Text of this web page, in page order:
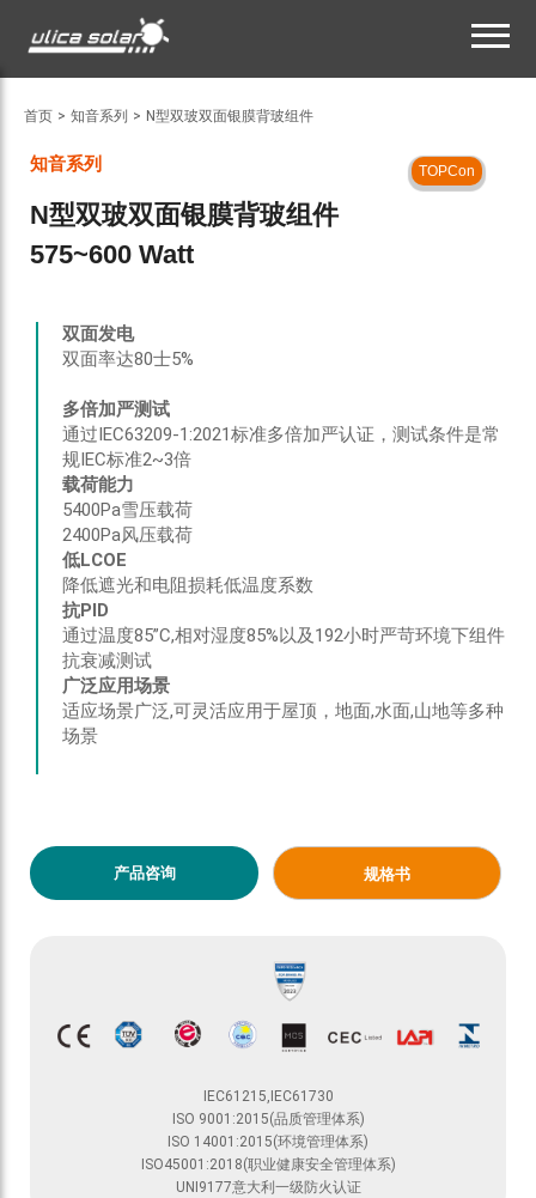
首页 > 知音系列 > N型双玻双面银膜背玻组件
知音系列
N型双玻双面银膜背玻组件
575~600 Watt
TOPCon
双面发电
双面率达80士5%
多倍加严测试
通过IEC63209-1:2021标准多倍加严认证，测试条件是常
规IEC标准2~3倍
载荷能力
5400Pa雪压载荷
2400Pa风压载荷
低LCOE
降低遮光和电阻损耗低温度系数
抗PID
通过温度85”C,相对湿度85%以及192小时严苛环境下组件
抗衰减测试
广泛应用场景
适应场景广泛,可灵活应用于屋顶，地面,水面,山地等多种
场景
产品咨询 规格书
IEC61215,IEC61730
ISO 9001:2015(品质管理体系)
ISO 14001:2015(环境管理体系)
ISO45001:2018(职业健康安全管理体系)
UNI9177意大利一级防火认证